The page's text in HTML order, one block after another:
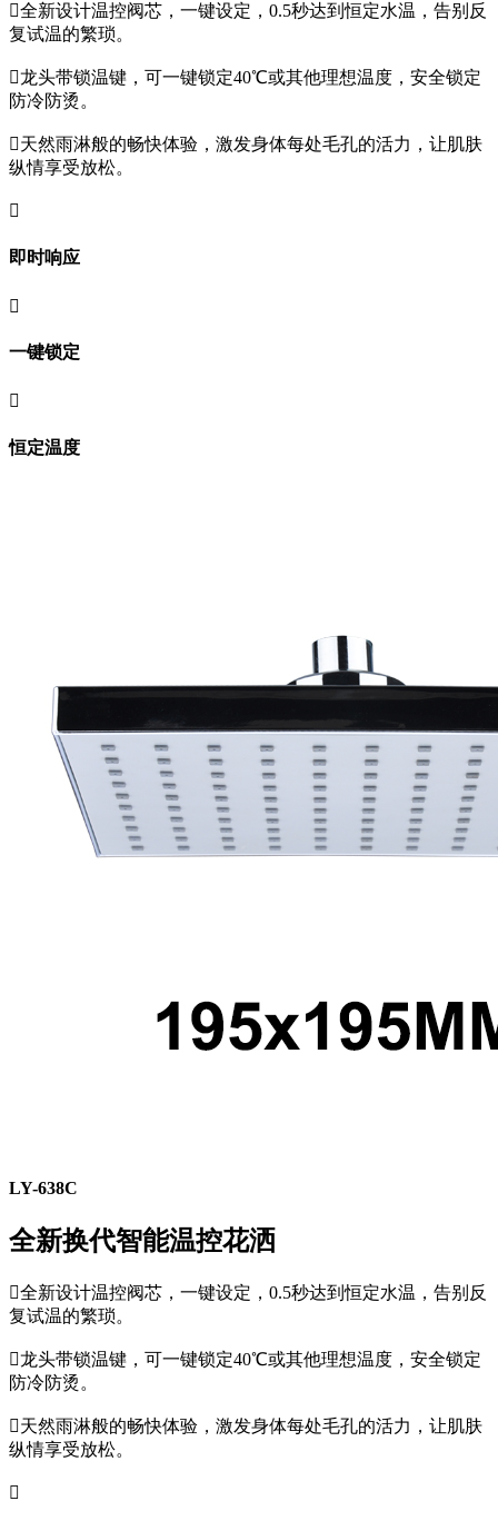
全新设计温控阀芯，一键设定，0.5秒达到恒定水温，告别反
复试温的繁琐。
龙头带锁温键，可一键锁定40℃或其他理想温度，安全锁定
防冷防烫。
天然雨淋般的畅快体验，激发身体每处毛孔的活力，让肌肤
纵情享受放松。

即时响应

一键锁定

恒定温度
LY-638C
全新换代智能温控花洒
全新设计温控阀芯，一键设定，0.5秒达到恒定水温，告别反
复试温的繁琐。
龙头带锁温键，可一键锁定40℃或其他理想温度，安全锁定
防冷防烫。
天然雨淋般的畅快体验，激发身体每处毛孔的活力，让肌肤
纵情享受放松。
